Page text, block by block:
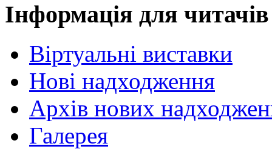
Інформація для читачів
Віртуальні виставки
Нові надходження
Архів нових
Галерея